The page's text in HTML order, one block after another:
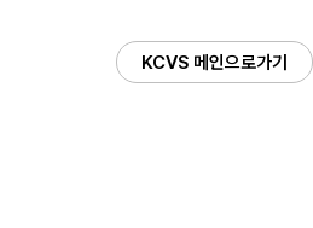
KCVS 메인으로가기